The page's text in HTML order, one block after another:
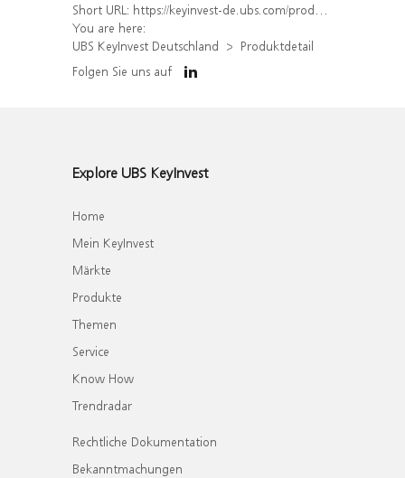
Short URL: https://keyinvest-de.ubs.com/produkt/detail/index/isin/DE000WA78P44
You are here:
UBS KeyInvest Deutschland
Produktdetail
Folgen Sie uns auf
Explore UBS KeyInvest
Home
Mein KeyInvest
Märkte
Produkte
Themen
Service
Know How
Trendradar
Rechtliche Dokumentation
Bekanntmachungen